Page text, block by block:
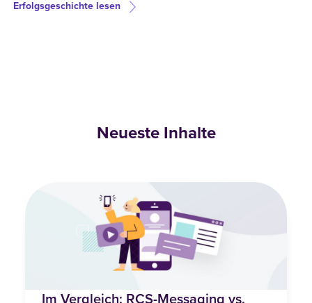
Erfolgsgeschichte lesen
Neueste Inhalte
Im Vergleich: RCS-Messaging vs.